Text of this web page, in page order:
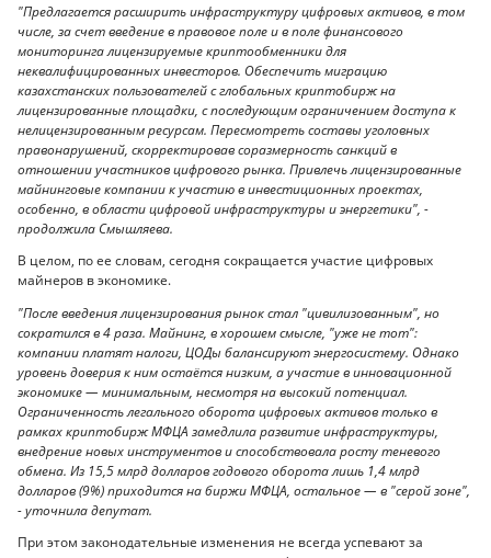
"Предлагается расширить инфраструктуру цифровых активов, в том
числе, за счет введение в правовое поле и в поле финансового
мониторинга лицензируемые криптообменники для
неквалифицированных инвесторов. Обеспечить миграцию
казахстанских пользователей с глобальных криптобирж на
лицензированные площадки, с последующим ограничением доступа к
нелицензированным ресурсам. Пересмотреть составы уголовных
правонарушений, скорректировав соразмерность санкций в
отношении участников цифрового рынка. Привлечь лицензированные
майнинговые компании к участию в инвестиционных проектах,
особенно, в области цифровой инфраструктуры и энергетики", -
продолжила Смышляева.
В целом, по ее словам, сегодня сокращается участие цифровых
майнеров в экономике.
"После введения лицензирования рынок стал "цивилизованным", но
сократился в 4 раза. Майнинг, в хорошем смысле, "уже не тот":
компании платят налоги, ЦОДы балансируют энергосистему. Однако
уровень доверия к ним остаётся низким, а участие в инновационной
экономике — минимальным, несмотря на высокий потенциал.
Ограниченность легального оборота цифровых активов только в
рамках криптобирж МФЦА замедлила развитие инфраструктуры,
внедрение новых инструментов и способствовала росту теневого
обмена. Из 15,5 млрд долларов годового оборота лишь 1,4 млрд
долларов (9%) приходится на биржи МФЦА, остальное — в "серой зоне",
- уточнила депутат.
При этом законодательные изменения не всегда успевают за